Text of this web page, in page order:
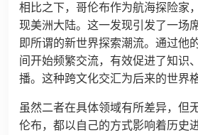
相比之下，哥伦布作为航海探险家
现美洲大陆。这一发现引发了一场
即所谓的新世界探索潮流。通过他
间开始频繁交流，有效促进了知识
播。这种跨文化交汇为后来的世界
虽然二者在具体领域有所差异，但
伦布，都以自己的方式影响着历史